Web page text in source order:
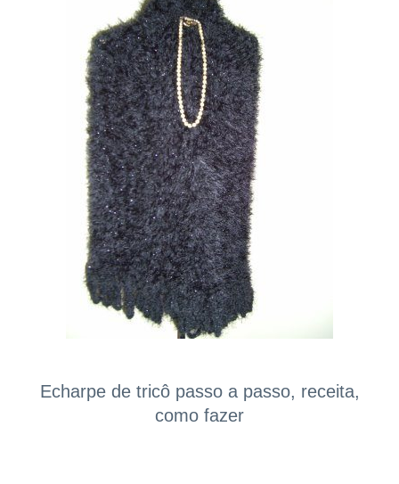
Echarpe de tricô passo a passo, receita,
como fazer